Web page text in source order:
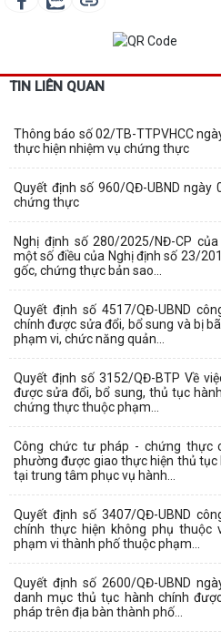
TIN LIÊN QUAN
Thông báo số 02/TB-TTPVHCC
thực hiện nhiệm vụ chứng thực
Quyết định số 960/QĐ-UBND ngày
chứng thực
Nghị định số 280/2025/NĐ-CP
một số điều của Nghị định số 23/
gốc, chứng thực bản sao...
Quyết định số 4517/QĐ-UBND
chính được sửa đổi, bổ sung và bị
phạm vi, chức năng quản...
Quyết định số 3152/QĐ-BTP Về
được sửa đổi, bổ sung, thủ tục
chứng thực thuộc phạm...
Công chức tư pháp - chứng thực
phường được giao thực hiện thủ
tại trung tâm phục vụ hành...
Quyết định số 3407/QĐ-UBND
chính thực hiện không phụ thuộc
phạm vi thành phố thuộc phạm...
Quyết định số 2600/QĐ-UBND
danh mục thủ tục hành chính
pháp trên địa bàn thành phố...